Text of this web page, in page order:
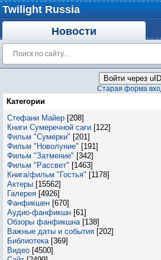
Twilight Russia
Новости
Войти через uID
Старая форма
Категории
Стефани Майер [208]
Книги Сумеречной саги [122]
Фильм "Сумерки" [201]
Фильм "Новолуние" [191]
Фильм "Затмение" [342]
Фильм "Рассвет" [1463]
Книга/фильм "Гостья" [1178]
Актеры [15562]
Галерея [4926]
Фанфикшен [670]
Аудио-фанфикшн [61]
Обзоры фанфикшна [138]
Важные даты и события [202]
Библиотека [369]
Видео [4500]